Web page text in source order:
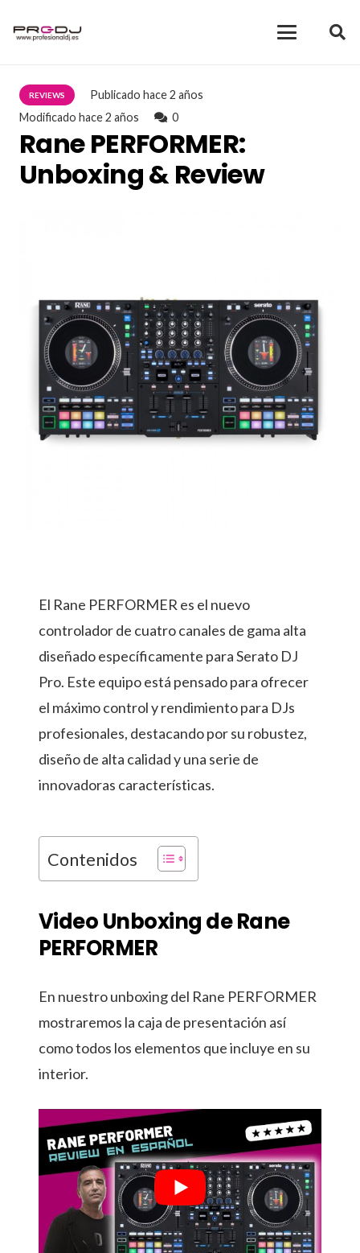
REVIEWS Publicadohace 2 años
Modificado hace 2 años 0
Rane PERFORMER:
Unboxing & Review
El Rane PERFORMER es el nuevo
controlador de cuatro canales de gama alta
diseñado específicamente para Serato DJ
Pro. Este equipo está pensado para ofrecer
el máximo control y rendimiento para DJs
profesionales, destacando por su robustez,
diseño de alta calidad y una serie de
innovadoras características.
Contenidos
Video Unboxing de Rane
PERFORMER
En nuestro unboxing del Rane PERFORMER
mostraremos la caja de presentación así
como todos los elementos que incluye en su
interior.